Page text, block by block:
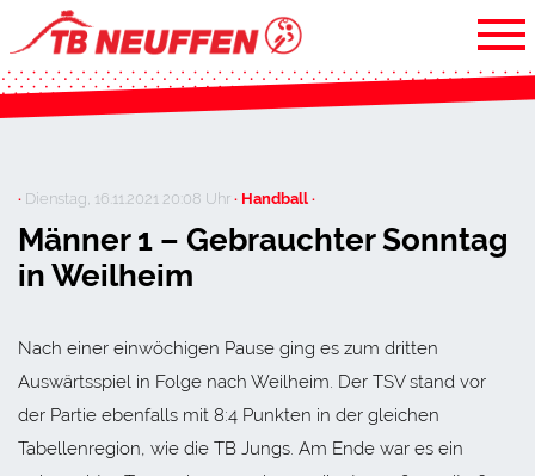
· Dienstag, 16.11.2021 20:08 Uhr· Handball ·
Männer 1 – Gebrauchter Sonntag
in Weilheim
Nach einer einwöchigen Pause ging es zum dritten
Auswärtsspiel in Folge nach Weilheim. Der TSV stand vor
der Partie ebenfalls mit 8:4 Punkten in der gleichen
Tabellenregion, wie die TB Jungs. Am Ende war es ein